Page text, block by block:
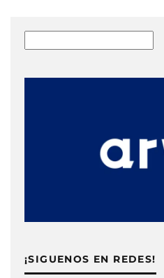
¡SIGUENOS EN REDES!